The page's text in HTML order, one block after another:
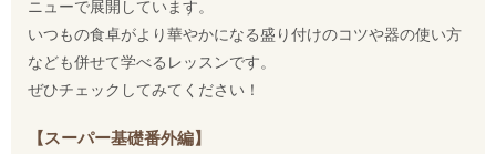
ニューで展開しています。
いつもの食卓がより華やかになる盛り付けのコツや器の使い方
なども併せて学べるレッスンです。
ぜひチェックしてみてください！
【スーパー基礎番外編】